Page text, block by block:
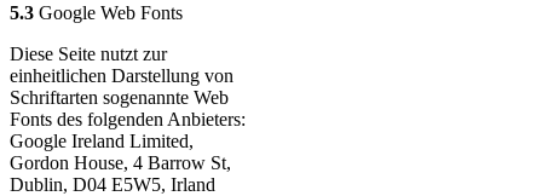
5.3 Google Web Fonts
Diese Seite nutzt zur
einheitlichen Darstellung von
Schriftarten sogenannte Web
Fonts des folgenden Anbieters:
Google Ireland Limited,
Gordon House, 4 Barrow St,
Dublin, D04 E5W5, Irland